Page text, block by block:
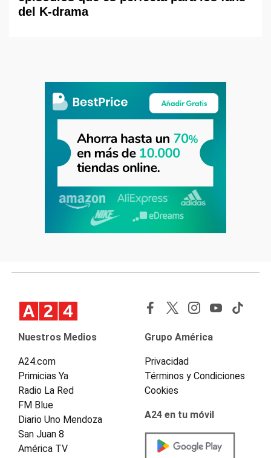
del K-drama
Nuestros Medios
A24.com
Primicias Ya
Radio La Red
FM Blue
Diario Uno Mendoza
San Juan 8
América TV
Grupo América
Privacidad
Términos y Condiciones
Cookies
A24 en tu móvil